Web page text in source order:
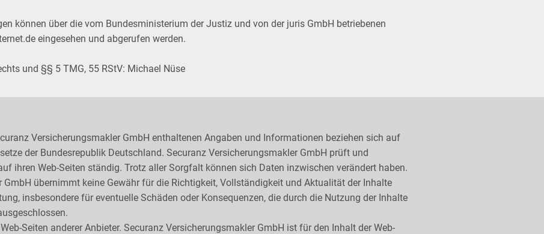
können über die vom Bundesministerium der Justiz und von der juris GmbH betriebenen
eingesehen und abgerufen werden.
und §§ 5 TMG, 55 RStV: Michael Nüse
Versicherungsmakler GmbH enthaltenen Angaben und Informationen beziehen sich auf
der Bundesrepublik Deutschland. Securanz Versicherungsmakler GmbH prüft und
ihren Web-Seiten ständig. Trotz aller Sorgfalt können sich Daten inzwischen verändert haben.
GmbH übernimmt keine Gewähr für die Richtigkeit, Vollständigkeit und Aktualität der Inhalte
insbesondere für eventuelle Schäden oder Konsequenzen, die durch die Nutzung der Inhalte
Seiten anderer Anbieter. Securanz Versicherungsmakler GmbH ist für den Inhalt der Web-